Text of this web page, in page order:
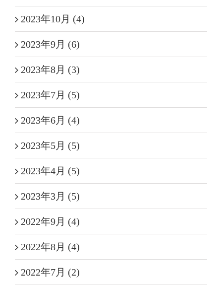
2023年10月 (4)
2023年9月 (6)
2023年8月 (3)
2023年7月 (5)
2023年6月 (4)
2023年5月 (5)
2023年4月 (5)
2023年3月 (5)
2022年9月 (4)
2022年8月 (4)
2022年7月 (2)